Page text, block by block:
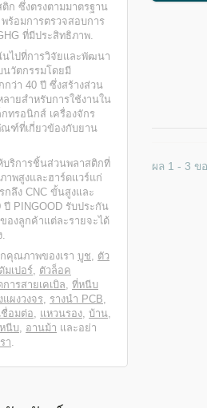
ก ซึ่งตรงตามมาตรฐาน
พร้อมการตรวจสอบการ
ที่มีประสิทธิภาพ.
นไปที่การวิจัยและพัฒนา
วัตกรรมโดยมี
ว่า 40 ปี ซึ่งสร้างส่วน
ายสำหรับการใช้งานใน
กทรอนิกส์ เครื่องจักร
ฑ์ที่เกี่ยวข้องกับยาน
บริการชิ้นส่วนพลาสติกที่
พสูงและฮาร์ดแวร์แก่
กลึง CNC ขั้นสูงและ
PINGOOD รับประกัน
องลูกค้าแต่ละรายจะได้
.
คุณภาพของเรา บูช, ตัว
ดัมเปอร์, ตัวล็อค
ารสายเคเบิล, ที่หนีบ
แผงวงจร, รางนำ PCB,
ชื่อมต่อ, แหวนรอง, บ้าน,
หนีบ, อานม้า และอย่า
า.
ผล 1 - 3 ข